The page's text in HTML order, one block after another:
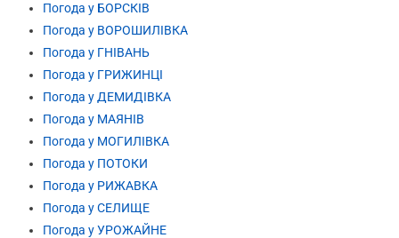
Погода у БОРСКІВ
Погода у ВОРОШИЛІВКА
Погода у ГНІВАНЬ
Погода у ГРИЖИНЦІ
Погода у ДЕМИДІВКА
Погода у МАЯНІВ
Погода у МОГИЛІВКА
Погода у ПОТОКИ
Погода у РИЖАВКА
Погода у СЕЛИЩЕ
Погода у УРОЖАЙНЕ